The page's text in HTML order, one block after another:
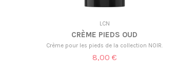
LCN
CRÈME PIEDS OUD
Crème pour les pieds de la collection NOIR.
8,00 €